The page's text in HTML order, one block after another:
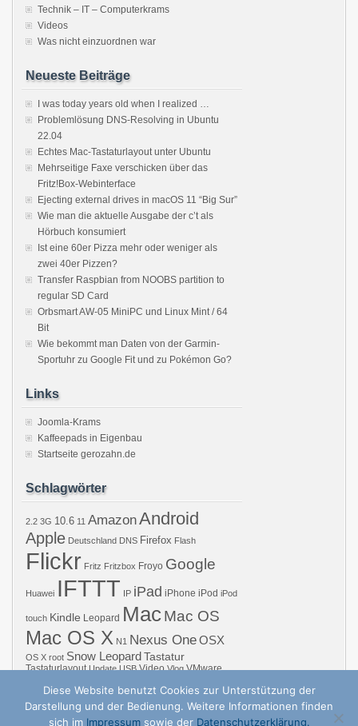
Technik – IT – Computerkrams
Videos
Was nicht einzuordnen war
Neueste Beiträge
I was today years old when I realized …
Problemlösung DNS-Resolving in Ubuntu
22.04
Echtes Mac-Tastaturlayout unter Ubuntu
Mehrseitige Faxe verschicken über das
Fritz!Box-Webinterface
Ejecting external drives in macOS 11 “Big Sur”
Wie man die aktuelle Ausgabe der c’t als
Hörbuch konsumiert
Ist eine 60er Pizza mehr oder weniger als
zwei 40er Pizzen?
Transfer Raspbian from NOOBS partition to
regular SD Card
Orbsmart AW-05 MiniPC und Linux Mint / 64
Bit
Wie bekommt man Daten von der Garmin-
Sportuhr zu Google Fit und zu Pokémon Go?
Links
Joomla-Krams
Kaffeepads in Eigenbau
Startseite gerozahn.de
Schlagwörter
2.2 3G 10.6 11 AmazonAndroid
Apple Deutschland DNS Firefox Flash
Flickr Fritz Fritzbox Froyo Google
Huawei IFTTT IP iPad iPhone iPod iPod
touch Kindle Leopard MacMac OS
Mac OS X N1 Nexus OneOSX
OS X root Snow LeopardTastatur
Tastaturlayout Update USB Video Vlog VMware
Windows
Diese Website benutzt Cookies zur Unterstützung der
Darstellung und der Bedienung. Weitere Informationen finden
sich im Impressumsowie der Datenschutzerklärung.